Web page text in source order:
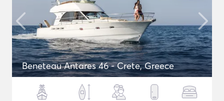
Beneteau Antares 46 - Crete, Greece